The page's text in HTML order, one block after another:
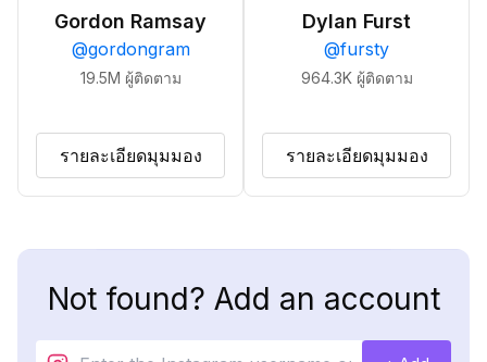
Gordon Ramsay
@gordongram
19.5M ผู้ติดตาม
รายละเอียดมุมมอง
Dylan Furst
@fursty
964.3K ผู้ติดตาม
รายละเอียดมุมมอง
Not found? Add an account